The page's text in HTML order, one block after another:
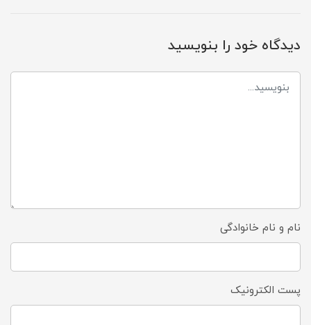
دیدگاه خود را بنویسید
نام و نام خانوادگی
پست الکترونیک